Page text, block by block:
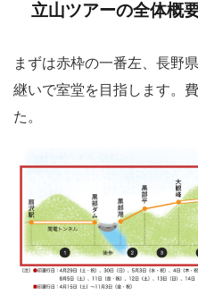
立山ツアーの全体概
まずは赤枠の一番左、長野
継いで室堂を目指します。
た。